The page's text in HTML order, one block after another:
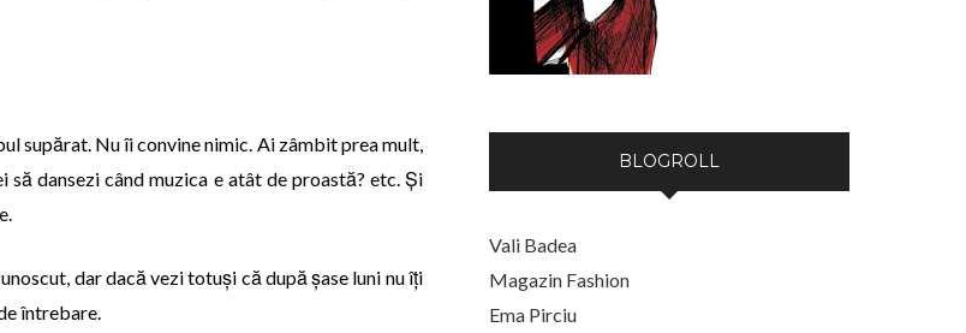
supărat. Nu îi convine nimic. Ai zâmbit prea mult,
dansezi când muzica e atât de proastă? etc. Și
dar dacă vezi totuși că după șase luni nu îți
întrebare.
BLOGROLL
Vali Badea
Magazin Fashion
Ema Pirciu